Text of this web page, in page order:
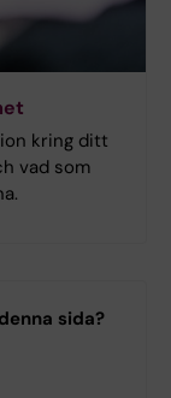
kring ditt
vad som
sida?